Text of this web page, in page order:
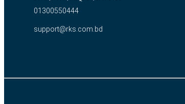
01300550444
support@rks.com.bd